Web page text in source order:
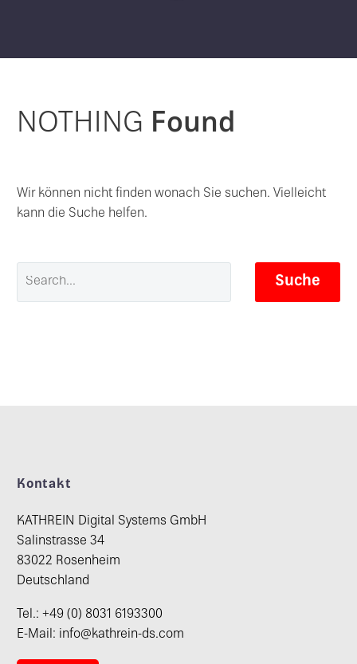
NOTHING Found
Wir können nicht finden wonach Sie suchen. Vielleicht
kann die Suche helfen.
Suche
Kontakt
KATHREIN Digital Systems GmbH
Salinstrasse 34
83022 Rosenheim
Deutschland
Tel.: +49 (0) 8031 6193300
E-Mail: info@kathrein-ds.com